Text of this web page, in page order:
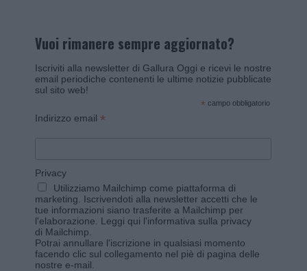
Vuoi rimanere sempre aggiornato?
Iscriviti alla newsletter di Gallura Oggi e ricevi le nostre
email periodiche contenenti le ultime notizie pubblicate
sul sito web!
* campo obbligatorio
Indirizzo email *
Privacy
Utilizziamo Mailchimp come piattaforma di
marketing. Iscrivendoti alla newsletter accetti che le
tue informazioni siano trasferite a Mailchimp per
l'elaborazione. Leggi qui l'informativa sulla privacy
di Mailchimp
Potrai annullare l'iscrizione in qualsiasi momento
facendo clic sul collegamento nel piè di pagina delle
nostre e-mail.